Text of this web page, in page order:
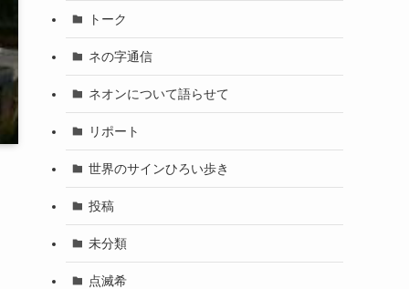
トーク
ネの字通信
ネオンについて語らせて
リポート
世界のサインひろい歩き
投稿
未分類
点滅希